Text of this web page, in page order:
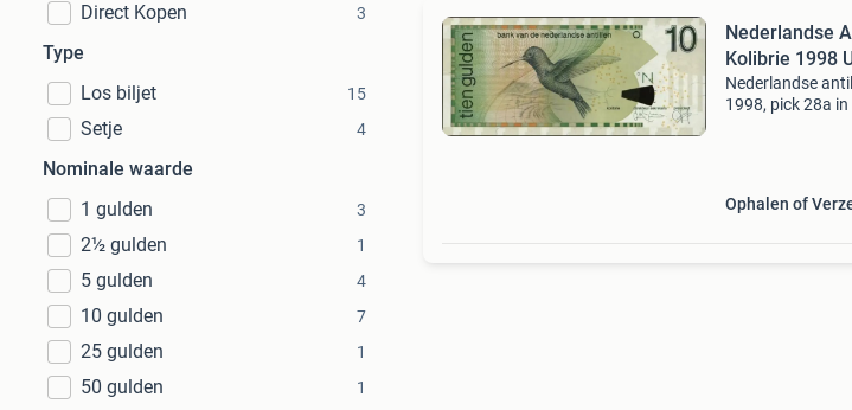
Direct Kopen
3
Type
Los biljet
15
Setje 4
Nominale waarde
1 gulden
3
2½ gulden 1
5 gulden 4
10 gulden 7
25 gulden 1
50 gulden 1
Nederlandse
Kolibrie 1998
Nederlandse
1998, pick 28a
Ophalen of